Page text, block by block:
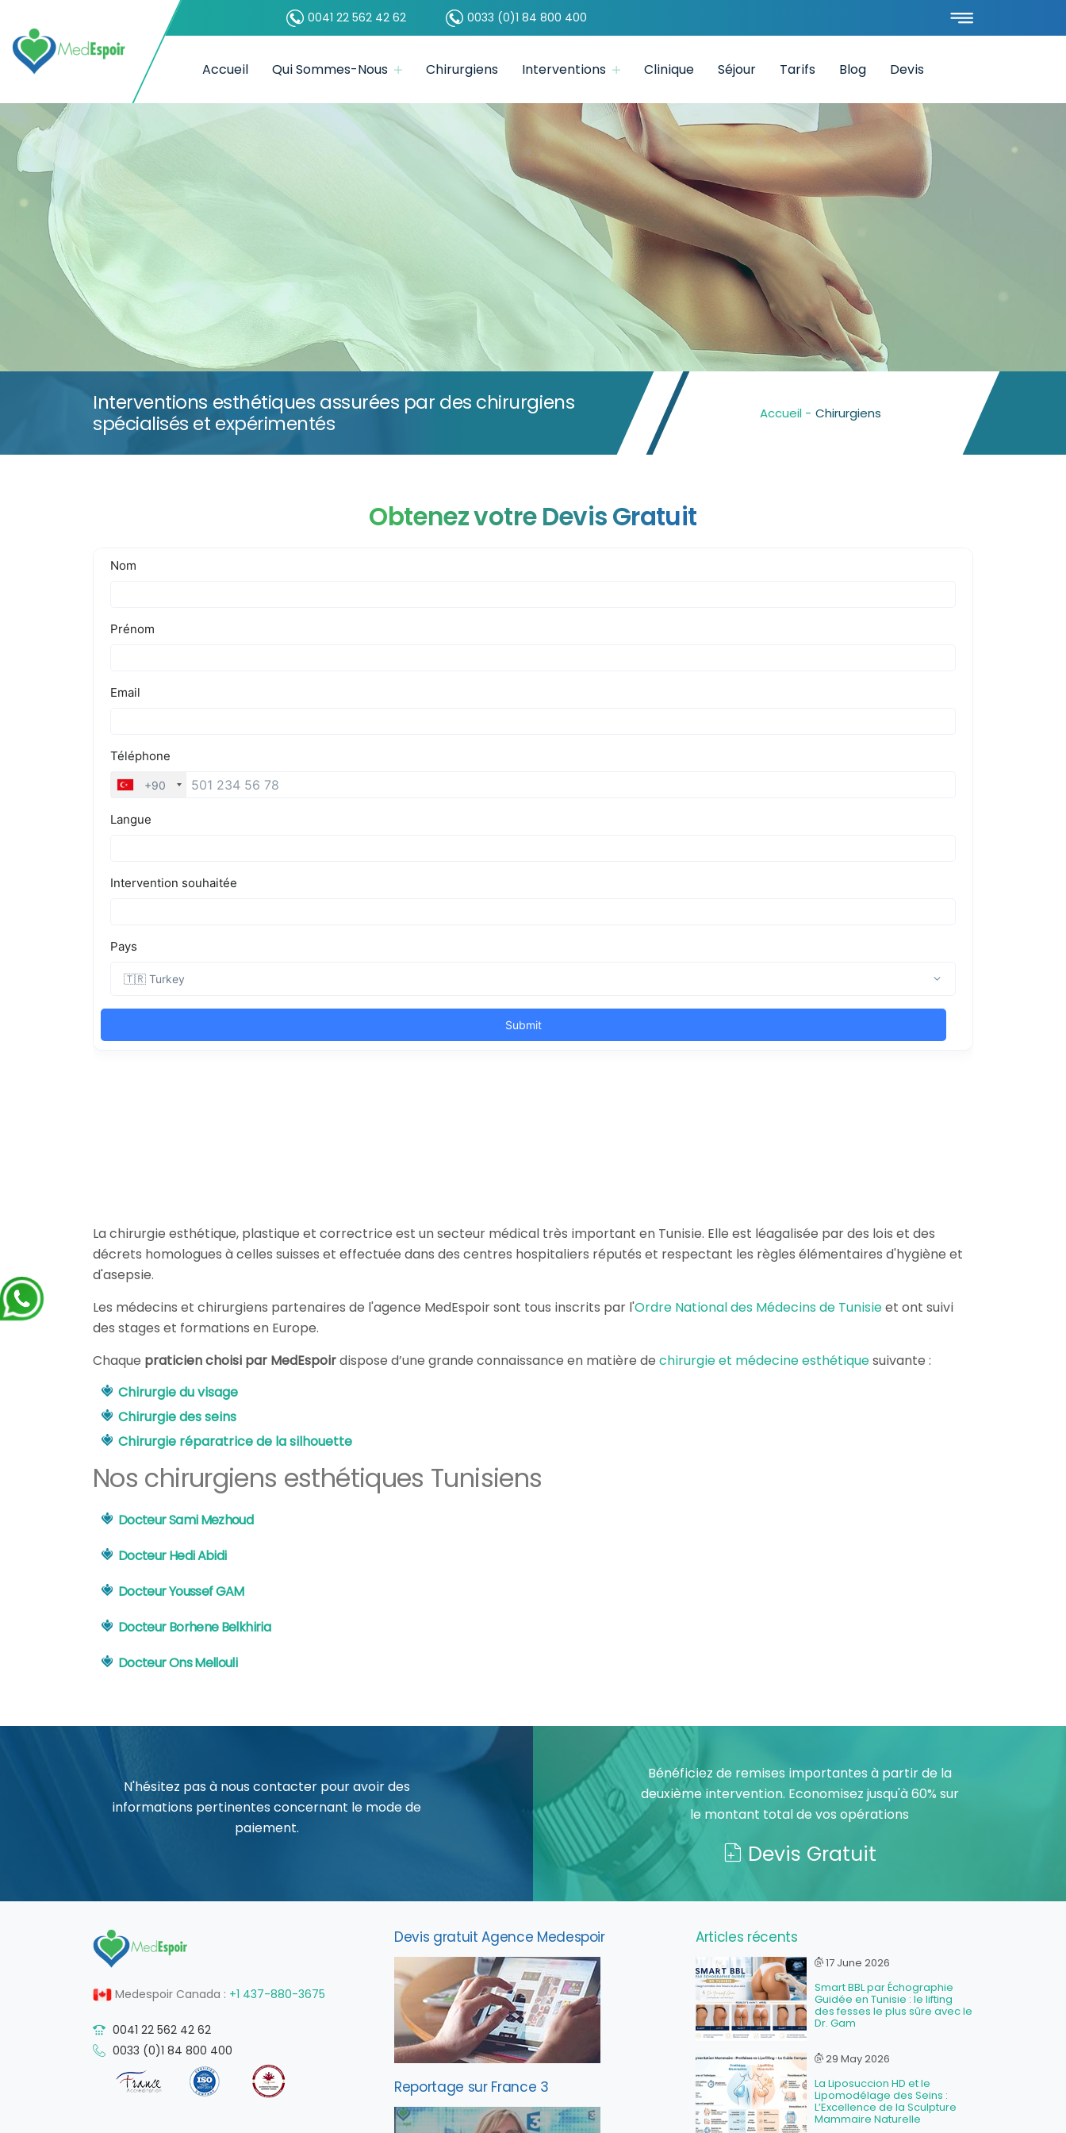
0041 22 562 42 62 0033 (0)1 84 800 400
Accueil Qui Sommes-Nous Chirurgiens Interventions Clinique Séjour Tarifs Blog Devis
Interventions esthétiques assurées par des chirurgiens
spécialisés et expérimentés
Accueil - Chirurgiens
Obtenez votre Devis Gratuit
La chirurgie esthétique, plastique et correctrice est un secteur médical très important en Tunisie. Elle est léagalisée par des lois et des
décrets homologues à celles suisses et effectuée dans des centres hospitaliers réputés et respectant les règles élémentaires d'hygiène et
d'asepsie.
Les médecins et chirurgiens partenaires de l'agence MedEspoir sont tous inscrits par l'Ordre National des Médecins de Tunisieet ont suivi
des stages et formations en Europe.
Chaque praticien choisi par MedEspoirdispose d’une grande connaissance en matière de chirurgie et médecine esthétiquesuivante :
Chirurgie du visage
Chirurgie des seins
Chirurgie réparatrice de la silhouette
Nos chirurgiens esthétiques Tunisiens
Docteur Sami Mezhoud
Docteur Hedi Abidi
Docteur Youssef GAM
Docteur Borhene Belkhiria
Docteur Ons Mellouli
N'hésitez pas à nous contacter pour avoir des
informations pertinentes concernant le mode de
paiement.
Bénéficiez de remises importantes à partir de la
deuxième intervention. Economisez jusqu'à 60% sur
le montant total de vos opérations
Devis Gratuit
Medespoir Canada : +1 437-880-3675
0041 22 562 42 62
0033 (0)1 84 800 400
Devis gratuit Agence Medespoir
Reportage sur France 3
Articles récents
17 June 2026
Smart BBL par Échographie
Guidée en Tunisie : le lifting
des fesses le plus sûre avec le
Dr. Gam
29 May 2026
La Liposuccion HD et le
Lipomodélage des Seins :
L’Excellence de la Sculpture
Mammaire Naturelle